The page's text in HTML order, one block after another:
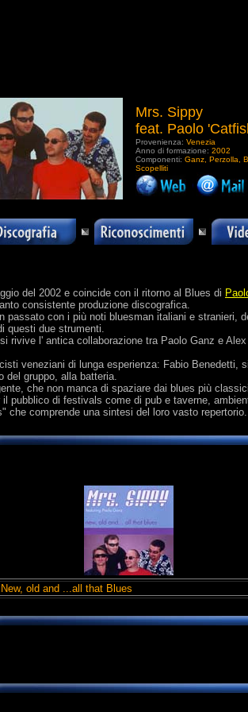
Mrs. Sippy
feat. Paolo
Provenienza: Venezia
Anno di formazione: 2002
Componenti: Ganz, Perzolla,
Scopelliti
.
del 2002 e coincide con il ritorno al Blues di
consistente produzione discografica.
passato con i più noti bluesman italiani e stranieri,
questi due strumenti.
rivive l' antica collaborazione tra Paolo Ganz e
veneziani di lunga esperienza: Fabio
del gruppo, alla batteria.
che non manca di spaziare dai blues più
pubblico di festivals come di pub e taverne,
che comprende una sintesi del loro vasto repertorio.
New, old and ...all that Blues